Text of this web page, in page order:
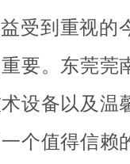
受到重视的
要。东莞莞
设备以及温
个值得信赖